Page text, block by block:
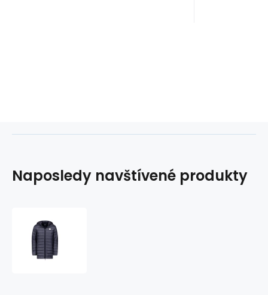
Naposledy navštívené produkty